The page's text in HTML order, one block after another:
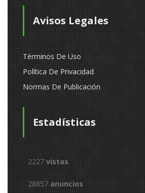
Avisos Legales
Términos De Uso
Política De Privacidad
Normas De Publicación
Estadísticas
2227 vistas
28857 anuncios